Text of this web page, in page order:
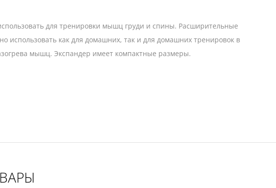
для тренировки мышц груди и спины. Расширительные
использовать как для домашних, так и для домашних тренировок в
мышц. Экспандер имеет компактные размеры.